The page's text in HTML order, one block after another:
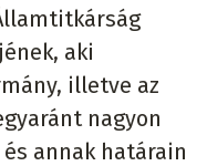
aki
illetve az
nagyon
annak határain